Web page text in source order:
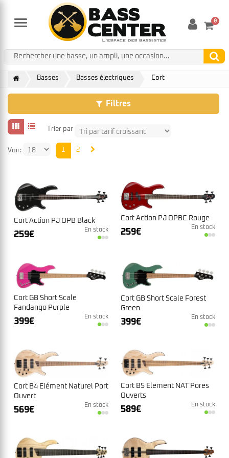
Menu 0
Basses Basses électriques Cort
Filtres
Trier par
Voir: 2
Cort Action PJ OPB Black
259€ En stock
Cort Action PJ OPBC Rouge
259€ En stock
Cort GB Short Scale
Fandango Purple
399€ En stock
Cort GB Short Scale Forest
Green
399€ En stock
Cort B4 Elément Naturel Port
Ouvert
569€ En stock
Cort B5 Element NAT Pores
Ouverts
589€ En stock